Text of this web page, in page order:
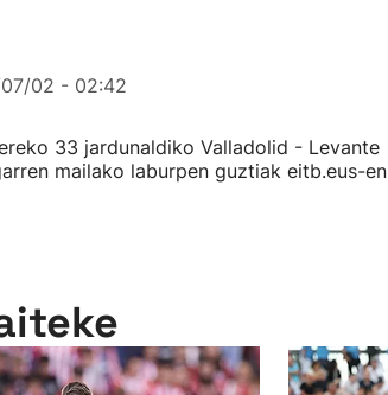
02 - 02:42
33 jardunaldiko Valladolid - Levante
mailako laburpen guztiak eitb.eus-en